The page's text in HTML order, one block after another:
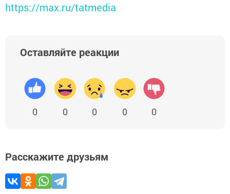
https://max.ru/tatmedia
Оставляйте реакции
0 0 0 0 0
Расскажите друзьям